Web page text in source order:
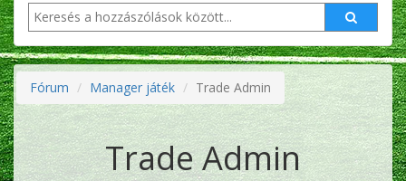
Fórum Manager játék Trade Admin
Trade Admin